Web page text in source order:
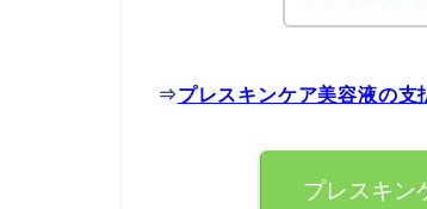
⇒プレスキンケア美容液の支
プレスキン